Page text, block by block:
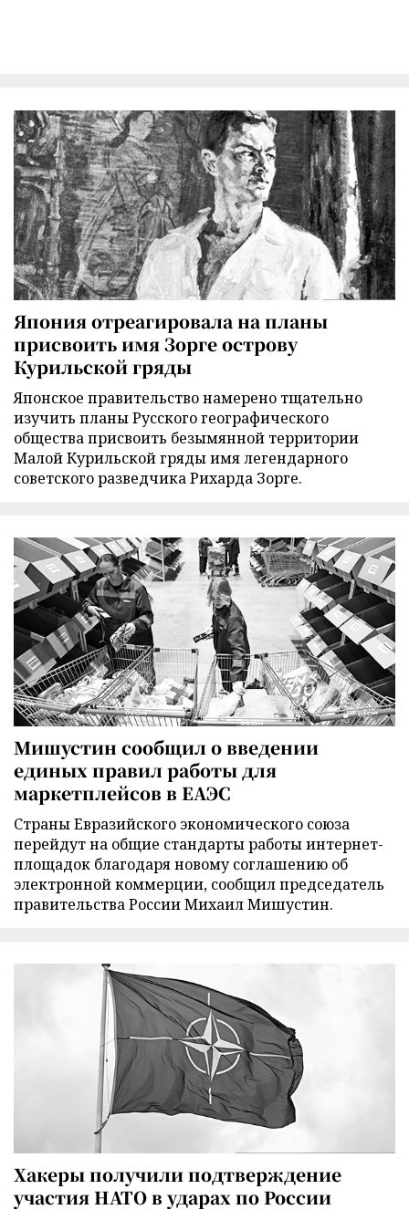
Япония отреагировала на планы
присвоить имя Зорге острову
Курильской гряды
Японское правительство намерено тщательно
изучить планы Русского географического
общества присвоить безымянной территории
Малой Курильской гряды имя легендарного
советского разведчика Рихарда Зорге.
Мишустин сообщил о введении
единых правил работы для
маркетплейсов в ЕАЭС
Страны Евразийского экономического союза
перейдут на общие стандарты работы интернет-
площадок благодаря новому соглашению об
электронной коммерции, сообщил председатель
правительства России Михаил Мишустин.
Хакеры получили подтверждение
участия НАТО в ударах по России